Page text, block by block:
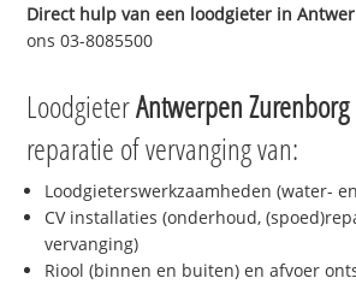
Direct hulp van een loodgieter in
ons 03-8085500
LoodgieterAntwerpen Zurenborg
reparatie of vervanging van:
Loodgieterswerkzaamheden (water-
CV installaties (onderhoud,
vervanging)
Riool (binnen en buiten) en afvoer